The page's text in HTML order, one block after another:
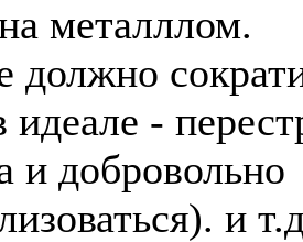
металллом.
должно
-
и добровольно
и